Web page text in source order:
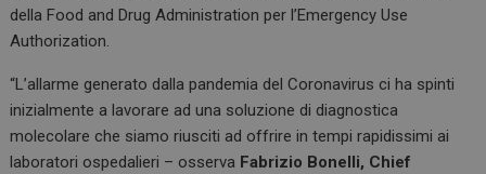
della Food and Drug Administration per l’Emergency Use
Authorization.
“L’allarme generato dalla pandemia del Coronavirus ci ha spinti
inizialmente a lavorare ad una soluzione di diagnostica
molecolare che siamo riusciti ad offrire in tempi rapidissimi ai
laboratori ospedalieri – osserva Fabrizio Bonelli, Chief